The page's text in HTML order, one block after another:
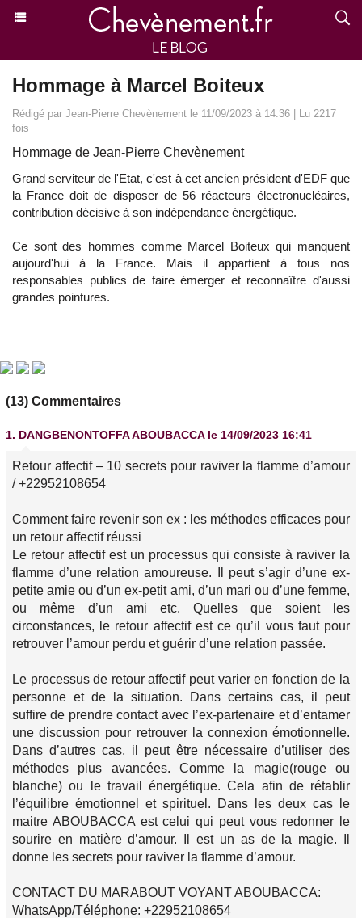
Hommage à Marcel Boiteux
Rédigé par Jean-Pierre Chevènement le 11/09/2023 à 14:36 | Lu 2217
fois
Hommage de Jean-Pierre Chevènement
Grand serviteur de l'Etat, c'est à cet ancien président d'EDF que
la France doit de disposer de 56 réacteurs électronucléaires,
contribution décisive à son indépendance énergétique.
Ce sont des hommes comme Marcel Boiteux qui manquent
aujourd'hui à la France. Mais il appartient à tous nos
responsables publics de faire émerger et reconnaître d'aussi
grandes pointures.
(13) Commentaires
1. DANGBENONTOFFA ABOUBACCA le 14/09/2023 16:41
Retour affectif – 10 secrets pour raviver la flamme d’amour
/ +22952108654
Comment faire revenir son ex : les méthodes efficaces pour
un retour affectif réussi
Le retour affectif est un processus qui consiste à raviver la
flamme d’une relation amoureuse. Il peut s’agir d’une ex-
petite amie ou d’un ex-petit ami, d’un mari ou d’une femme,
ou même d’un ami etc. Quelles que soient les
circonstances, le retour affectif est ce qu’il vous faut pour
retrouver l’amour perdu et guérir d’une relation passée.
Le processus de retour affectif peut varier en fonction de la
personne et de la situation. Dans certains cas, il peut
suffire de prendre contact avec l’ex-partenaire et d’entamer
une discussion pour retrouver la connexion émotionnelle.
Dans d’autres cas, il peut être nécessaire d’utiliser des
méthodes plus avancées. Comme la magie(rouge ou
blanche) ou le travail énergétique. Cela afin de rétablir
l’équilibre émotionnel et spirituel. Dans les deux cas le
maitre ABOUBACCA est celui qui peut vous redonner le
sourire en matière d’amour. Il est un as de la magie. Il
donne les secrets pour raviver la flamme d’amour.
CONTACT DU MARABOUT VOYANT ABOUBACCA:
WhatsApp/Téléphone: +22952108654